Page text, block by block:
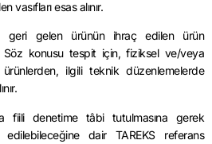
vasıfları esas alınır.
geri gelen ürünün ihraç edilen ürün
Söz konusu tespit için, fiziksel ve/veya
ilgili teknik düzenlemelerde
fiili denetime tâbi tutulmasına gerek
dair TAREKS referans